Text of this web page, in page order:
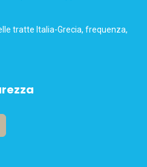
tratte Italia-Grecia, frequenza,